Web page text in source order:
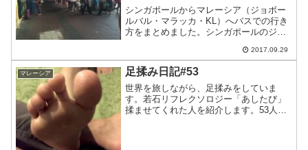
シンガポールからマレーシア（ジョボー
ルバル・マラッカ・KL）へバスでの行き
方をまとめました。シンガポールのジョ
境を越えてマレーシアのジョホールバル
中央駅（JBセントラル）までバスで行け
る。シンガポールから...
2017.09.29
マレーシア 足揉み日記#53
世界を旅しながら、足揉みをしていま
す。若石リフレクソロジー「あしたび」
揉ませてくれた人を紹介します。53人目